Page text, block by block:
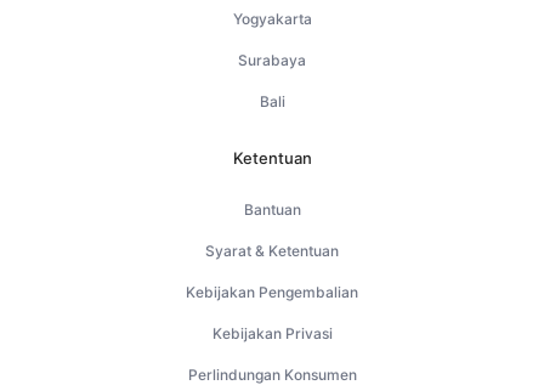
Yogyakarta
Surabaya
Bali
Ketentuan
Bantuan
Syarat & Ketentuan
Kebijakan Pengembalian
Kebijakan Privasi
Perlindungan Konsumen